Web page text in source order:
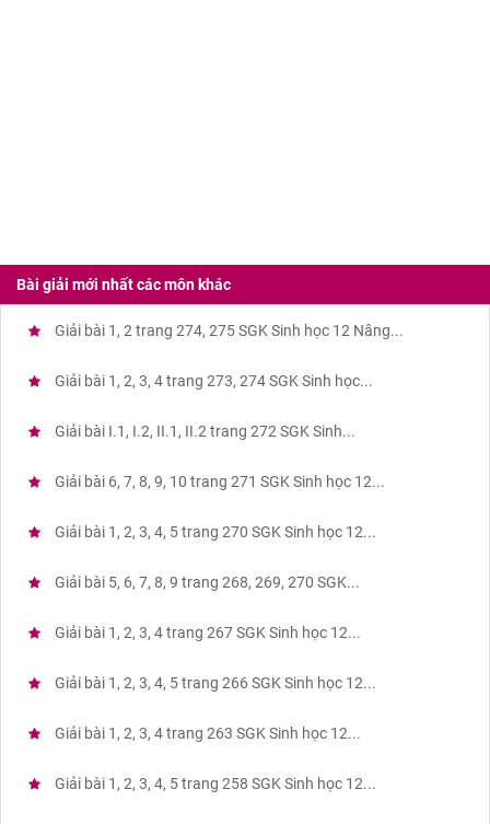
Bài giải mới nhất các môn khác
Giải bài 1, 2 trang 274, 275 SGK Sinh học 12 Nâng...
Giải bài 1, 2, 3, 4 trang 273, 274 SGK Sinh học...
Giải bài I.1, I.2, II.1, II.2 trang 272 SGK Sinh...
Giải bài 6, 7, 8, 9, 10 trang 271 SGK Sinh học 12...
Giải bài 1, 2, 3, 4, 5 trang 270 SGK Sinh học 12...
Giải bài 5, 6, 7, 8, 9 trang 268, 269, 270 SGK...
Giải bài 1, 2, 3, 4 trang 267 SGK Sinh học 12...
Giải bài 1, 2, 3, 4, 5 trang 266 SGK Sinh học 12...
Giải bài 1, 2, 3, 4 trang 263 SGK Sinh học 12...
Giải bài 1, 2, 3, 4, 5 trang 258 SGK Sinh học 12...